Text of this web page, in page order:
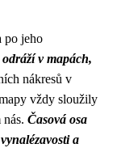
po jeho
odráží v mapách,
nákresů v
vždy sloužily
Časová osa
a